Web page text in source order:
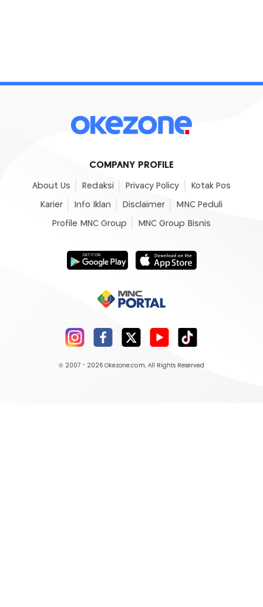
COMPANY PROFILE
About Us Redaksi Privacy Policy Kotak Pos
Karier Info Iklan Disclaimer MNC Peduli
Profile MNC Group MNC Group Bisnis
© 2007 - 2026 Okezone.com, All Rights Reserved